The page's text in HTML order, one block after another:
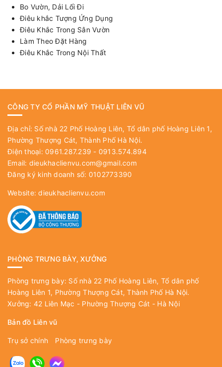
Bo Vườn, Dải Lối Đi
Điêu khắc Tượng Ứng Dụng
Điêu Khắc Trong Sân Vườn
Làm Theo Đặt Hàng
Điêu Khắc Trong Nội Thất
CÔNG TY CỔ PHẦN MỸ THUẬT LIÊN VŨ
Địa chỉ: Số nhà 22 Phố Hoàng Liên, Tổ dân phố Hoàng Liên 1,
Phường Thượng Cát, Thành Phố Hà Nội.
Điện thoại: 0961.287.239 - 0913.574.894
Email: dieukhaclienvu.com@gmail.com
Đăng ký kinh doanh số: 0102773390
Website:dieukhaclienvu.com
PHÒNG TRƯNG BÀY, XƯỞNG
Phòng trưng bày: Số nhà 22 Phố Hoàng Liên, Tổ dân phố
Hoàng Liên 1, Phường Thượng Cát, Thành Phố Hà Nội.
Xưởng: 42 Liên Mạc - Phường Thượng Cát - Hà Nội
Bản đồ Liên vũ
Trụ sở chính Phòng trưng bày